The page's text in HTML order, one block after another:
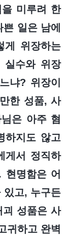
미루려 한
일은 남에
게 위장하는
실수와 위장
냐? 위장이
한 성품, 사
은 아주 혐
하지도 않고
게서 정직하
현명함은 어
있고, 누구든
괴 성품은 사
귀하고 완벽